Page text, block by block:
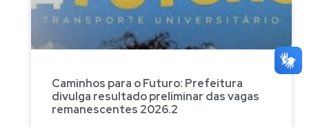
Caminhos para o Futuro: Prefeitura
divulga resultado preliminar das vagas
remanescentes 2026.2